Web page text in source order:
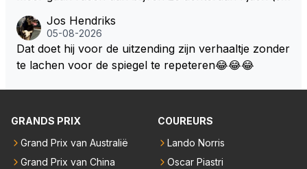
Dat was ook de enige keer dat een Spyker ooit aan
kop reed. Toen de rest van het veld ook regenband
en had, werd hij helaas aan alle kanten door iederee
n achterhaald. Hij moest later opgeven vanwege een
technisch mankement. Het was ook de enige keer d
eed; hij vertrok daarna...
analisten bij een vaag omroepbedrijf.
Jos Hendriks
05-08-2026
Dat doet hij voor de uitzending zijn verhaaltje zonder
te lachen voor de spiegel te repeteren😂😂😂
GRANDS PRIX
Grand Prix van Australië
Grand Prix van China
COUREURS
Lando Norris
Oscar Piastri